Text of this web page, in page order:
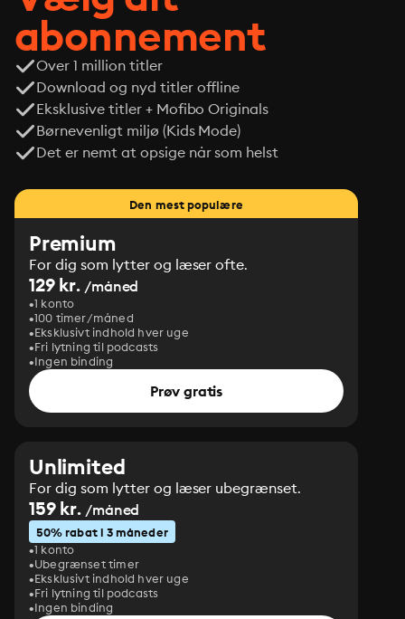
abonnement
Over 1 million titler
Download og nyd titler offline
Eksklusive titler + Mofibo Originals
Børnevenligt miljø (Kids Mode)
Det er nemt at opsige når som helst
Den mest populære
Premium
For dig som lytter og læser ofte.
129 kr. /måned
1 konto
100 timer/måned
Eksklusivt indhold hver uge
Fri lytning til podcasts
Ingen binding
Prøv gratis
Unlimited
For dig som lytter og læser ubegrænset.
159 kr. /måned
50% rabat i 3 måneder
1 konto
Ubegrænset timer
Eksklusivt indhold hver uge
Fri lytning til podcasts
Ingen binding